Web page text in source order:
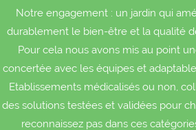
Notre engagement : un jardin qui
durablement le bien-être et la qualité
Pour cela nous avons mis au point
concertée avec les équipes et
Etablissements médicalisés ou non,
des solutions testées et validées pour
reconnaissez pas dans ces